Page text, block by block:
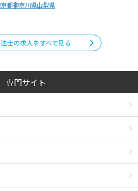
都神奈川県山梨県
士の求人をすべて見る
専門サイト